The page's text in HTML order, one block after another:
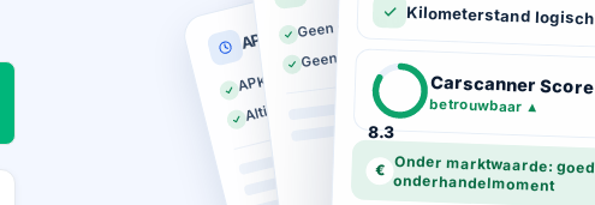
APK historie
APK geldig tot 03-2026
Altijd op tijd gekeurd
Geen schade geregistreerd
Geen total loss gemeld
Kilometerstand logisch
8.3
Carscanner Score
betrouwbaar ▲
€ Onder marktwaarde: goed
onderhandelmoment